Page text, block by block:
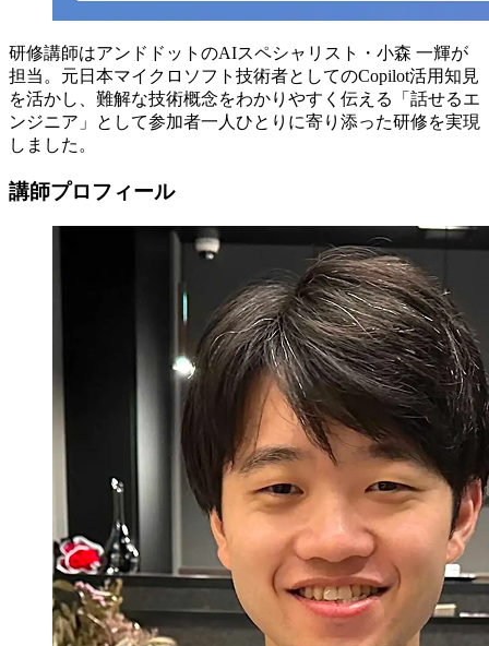
研修講師はアンドドットのAIスペシャリスト・小森 一輝が
担当。元日本マイクロソフト技術者としてのCopilot活用知見
を活かし、難解な技術概念をわかりやすく伝える「話せるエ
ンジニア」として参加者一人ひとりに寄り添った研修を実現
しました。
講師プロフィール